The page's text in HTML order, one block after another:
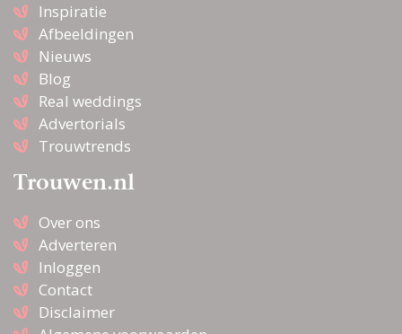
Inspiratie
Afbeeldingen
Nieuws
Blog
Real weddings
Advertorials
Trouwtrends
Trouwen.nl
Over ons
Adverteren
Inloggen
Contact
Disclaimer